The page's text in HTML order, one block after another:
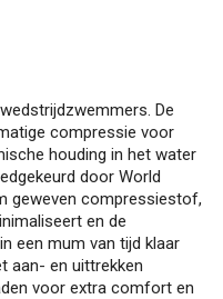
De
compressie voor
houding in het water
door World
geweven compressiestof,
en de
een mum van tijd klaar
aan- en uittrekken
voor extra comfort en